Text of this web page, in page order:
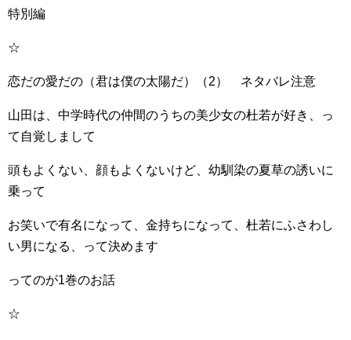
特別編
☆
恋だの愛だの（君は僕の太陽だ）（2） ネタバレ注意
山田は、中学時代の仲間のうちの美少女の杜若が好き、っ
て自覚しまして
頭もよくない、顔もよくないけど、幼馴染の夏草の誘いに
乗って
お笑いで有名になって、金持ちになって、杜若にふさわし
い男になる、って決めます
ってのが1巻のお話
☆